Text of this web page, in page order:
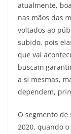
atualmente,
nas mãos das
voltados ao
subido, pois
que vai
buscam
a si mesmas,
dependem,
O segmento
2020, quando